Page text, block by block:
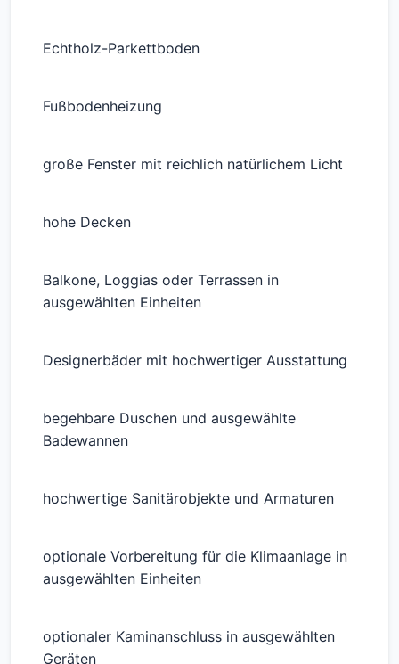
Echtholz-Parkettboden
Fußbodenheizung
große Fenster mit reichlich natürlichem Licht
hohe Decken
Balkone, Loggias oder Terrassen in
ausgewählten Einheiten
Designerbäder mit hochwertiger Ausstattung
begehbare Duschen und ausgewählte
Badewannen
hochwertige Sanitärobjekte und Armaturen
optionale Vorbereitung für die Klimaanlage in
ausgewählten Einheiten
optionaler Kaminanschluss in ausgewählten
Geräten